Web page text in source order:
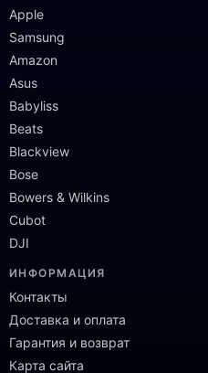
Apple
Samsung
Amazon
Asus
Babyliss
Beats
Blackview
Bose
Bowers & Wilkins
Cubot
DJI
ИНФОРМАЦИЯ
Контакты
Доставка и оплата
Гарантия и возврат
Карта сайта